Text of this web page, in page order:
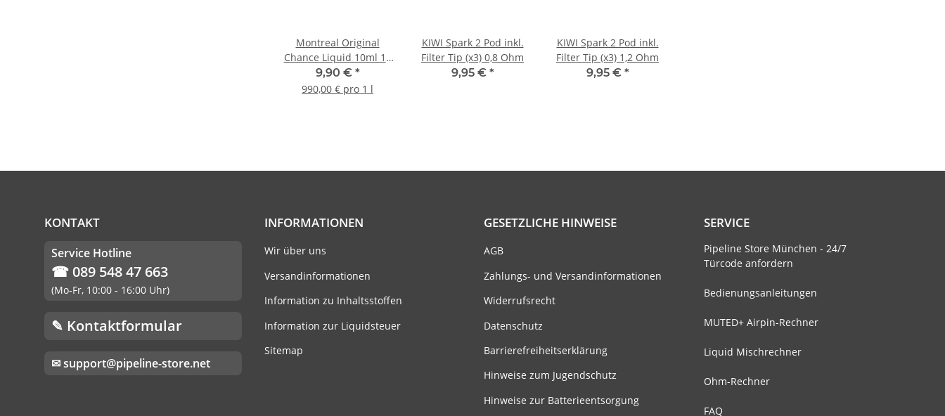
Montreal Original
Chance Liquid 10ml 12
mg/ml Nikotin
9,90 € *
990,00 € pro 1 l
KIWI Spark 2 Pod inkl.
Filter Tip (x3) 0,8 Ohm
9,95 € *
KIWI Spark 2 Pod inkl.
Filter Tip (x3) 1,2 Ohm
9,95 € *
KONTAKT
Service Hotline
☎ 089 548 47 663
(Mo-Fr, 10:00 - 16:00 Uhr)
✎ Kontaktformular
✉ support@pipeline-store.net
INFORMATIONEN
Wir über uns
Versandinformationen
Information zu Inhaltsstoffen
Information zur Liquidsteuer
Sitemap
GESETZLICHE HINWEISE
AGB
Zahlungs- und Versandinformationen
Widerrufsrecht
Datenschutz
Barrierefreiheitserklärung
Hinweise zum Jugendschutz
Hinweise zur Batterieentsorgung
SERVICE
Pipeline Store München - 24/7
Türcode anfordern
Bedienungsanleitungen
MUTED+ Airpin-Rechner
Liquid Mischrechner
Ohm-Rechner
FAQ